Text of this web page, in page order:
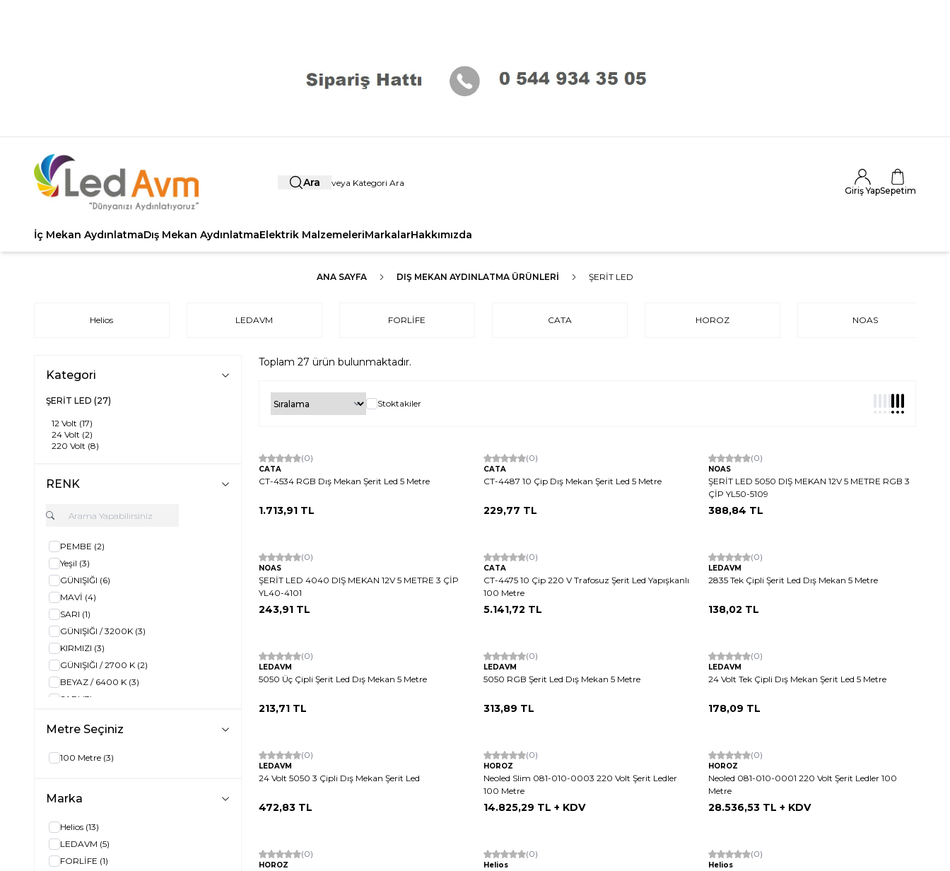
Ara
Giriş YapSepetim
İç Mekan AydınlatmaDış Mekan AydınlatmaElektrik MalzemeleriMarkalarHakkımızda
ANA SAYFA DIŞ MEKAN AYDINLATMA ÜRÜNLERI ŞERİT LED
Helios LEDAVM FORLİFE CATA HOROZ NOAS
Kategori
ŞERİT LED (27)
12 Volt (17)
24 Volt (2)
220 Volt (8)
RENK
PEMBE (2)
Yeşil (3)
GÜNIŞIĞI (6)
MAVİ (4)
SARI (1)
GÜNIŞIĞI / 3200K (3)
KIRMIZI (3)
GÜNIŞIĞI / 2700 K (2)
BEYAZ / 6400 K (3)
SARI (3)
BEYAZ(9)
BEYAZ / 6500K
AMBER / 2700K
(6)
Metre Seçiniz
100 Metre (3)
Marka
Helios (13)
LEDAVM (5)
FORLİFE (1)
Toplam 27 ürün bulunmaktadır.
Stoktakiler
(0)
CATA
CT-4534 RGB Dış Mekan Şerit Led 5 Metre
1.713,91 TL
(0)
CATA
CT-4487 10 Çip Dış Mekan Şerit Led 5 Metre
229,77 TL
(0)
NOAS
ŞERİT LED 5050 DIŞ MEKAN 12V 5 METRE RGB 3
ÇİP YL50-5109
388,84 TL
(0)
NOAS
ŞERİT LED 4040 DIŞ MEKAN 12V 5 METRE 3 ÇİP
YL40-4101
243,91 TL
(0)
CATA
CT-4475 10 Çip 220 V Trafosuz Şerit Led Yapışkanlı
100 Metre
5.141,72 TL
(0)
LEDAVM
2835 Tek Çipli Şerit Led Dış Mekan 5 Metre
138,02 TL
(0)
LEDAVM
5050 Üç Çipli Şerit Led Dış Mekan 5 Metre
213,71 TL
(0)
LEDAVM
5050 RGB Şerit Led Dış Mekan 5 Metre
313,89 TL
(0)
LEDAVM
24 Volt Tek Çipli Dış Mekan Şerit Led 5 Metre
178,09 TL
Hızlı Kargo
(0)
LEDAVM
24 Volt 5050 3 Çipli Dış Mekan Şerit Led
472,83 TL
(0)
HOROZ
Neoled Slim 081-010-0003 220 Volt Şerit Ledler
100 Metre
14.825,29 TL + KDV
(0)
HOROZ
Neoled 081-010-0001 220 Volt Şerit Ledler 100
Metre
28.536,53 TL + KDV
(0)
HOROZ
(0)
Helios
(0)
Helios